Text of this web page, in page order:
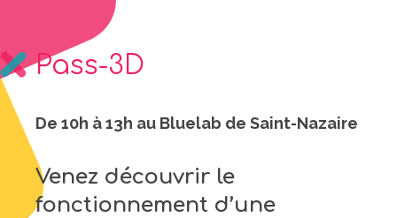
Pass-3D
De 10h à 13h au Bluelab de Saint-Nazaire
Venez découvrir le
fonctionnement d’une